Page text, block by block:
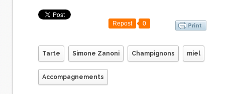
Repost 0
Tarte Simone Zanoni Champignons miel
Accompagnements